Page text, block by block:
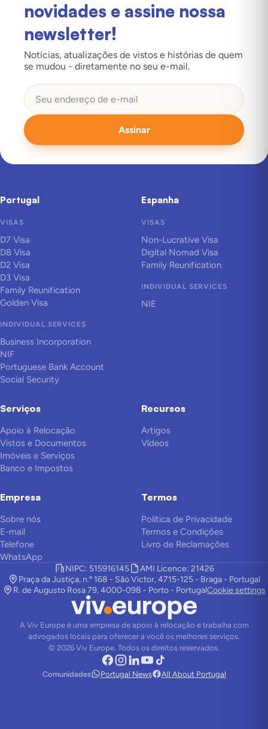
novidades e assine nossa
newsletter!
Notícias, atualizações de vistos e histórias de quem
se mudou - diretamente no seu e-mail.
Assinar
Portugal
VISAS
D7 Visa
D8 Visa
D2 Visa
D3 Visa
Family Reunification
Golden Visa
INDIVIDUAL SERVICES
Business Incorporation
NIF
Portuguese Bank Account
Social Security
Espanha
VISAS
Non-Lucrative Visa
Digital Nomad Visa
Family Reunification
INDIVIDUAL SERVICES
NIE
Serviços
Apoio à Relocação
Vistos e Documentos
Imóveis e Serviços
Banco e Impostos
Recursos
Artigos
Vídeos
Empresa
Sobre nós
E-mail
Telefone
WhatsApp
Termos
Política de Privacidade
Termos e Condições
Livro de Reclamações
NIPC: 515916145
AMI Licence: 21426
Praça da Justiça, n.º 168 - São Victor, 4715-125 - Braga - Portugal
R. de Augusto Rosa 79, 4000-098 - Porto - PortugalCookie settings
A Viv Europe é uma empresa de apoio à relocação e trabalha com
advogados locais para oferecer a você os melhores serviços.
© 2026 Viv Europe. Todos os direitos reservados.
Comunidades Portugal News All About Portugal